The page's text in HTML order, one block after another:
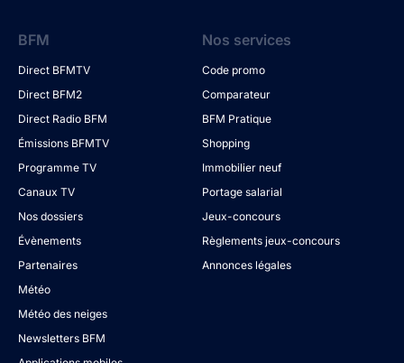
BFM
Direct BFMTV
Direct BFM2
Direct Radio BFM
Émissions BFMTV
Programme TV
Canaux TV
Nos dossiers
Évènements
Partenaires
Météo
Météo des neiges
Newsletters BFM
Nos services
Code promo
Comparateur
BFM Pratique
Shopping
Immobilier neuf
Portage salarial
Jeux-concours
Règlements jeux-concours
Annonces légales